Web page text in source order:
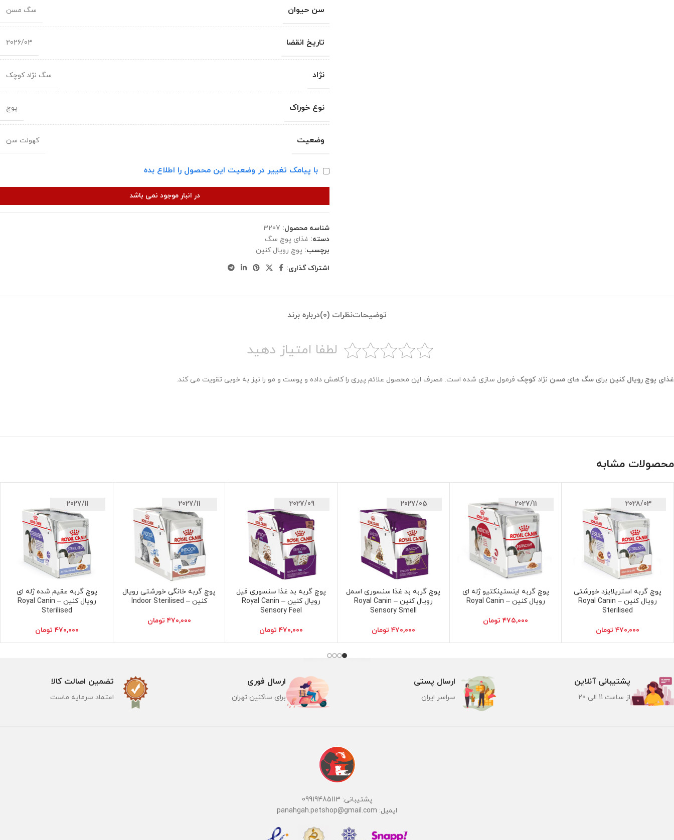
سن حیوان سگ مسن
تاریخ انقضا 2026/03
نژاد سگ نژاد کوچک
نوع خوراک پوچ
وضعیت کهولت سن
با پیامک تغییر در وضعیت این محصول را اطلاع بده
در انبار موجود نمی باشد
شناسه محصول: 3207
دسته: غذای پوچ سگ
برچسب: پوچ رویال کنین
اشتراک گذاری:
توضیحاتنظرات (0) درباره برند
لطفا امتیاز دهید
غذای پوچ رویال کنین برای سگ های مسن نژادکوچک فرمول سازی شده است. مصرف این محصول علائم پیری را کاهش داده و پوست و مو را نیز به خوبی تقویت می کند.
محصولات مشابه
2028/03
افزودن به سبد خرید
پوچ گربه استریلایزد خورشتی
رویال کنین – Royal Canin
Sterilised
۴۷۰,۰۰۰ تومان
2027/11
افزودن به سبد خرید
پوچ گربه اینستینکتیو ژله ای
رویال کنین – Royal Canin
۴۷۵,۰۰۰ تومان
2027/05
افزودن به سبد خرید
پوچ گربه بد غذا سنسوری اسمل
رویال کنین – Royal Canin
Sensory Smell
۴۷۰,۰۰۰ تومان
2027/09
افزودن به سبد خرید
پوچ گربه بد غذا سنسوری فیل
رویال کنین – Royal Canin
Sensory Feel
۴۷۰,۰۰۰ تومان
2027/11
افزودن به سبد خرید
پوچ گربه خانگی خورشتی رویال
کنین – Indoor Sterilised
۴۷۰,۰۰۰ تومان
2027/11
افزودن به سبد خرید
پوچ گربه عقیم شده ژله ای
رویال کنین – Royal Canin
Sterilised
۴۷۰,۰۰۰ تومان
تضمین اصالت کالا
اعتماد سرمایه ماست
ارسال فوری
برای ساکنین تهران
ارسال پستی
سراسر ایران
پشتیبانی آنلاین
از ساعت 11 الی 20
پشتیبانی: 09919485113
ایمیل: panahgah.petshop@gmail.com